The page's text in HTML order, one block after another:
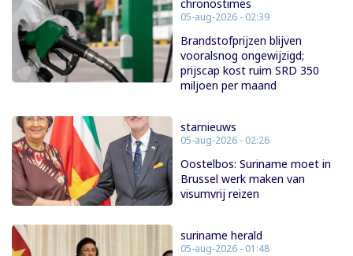
chronostimes
05-aug-2026 - 02:39
Brandstofprijzen blijven
vooralsnog ongewijzigd;
prijscap kost ruim SRD 350
miljoen per maand
starnieuws
05-aug-2026 - 02:26
Oostelbos: Suriname moet in
Brussel werk maken van
visumvrij reizen
suriname herald
05-aug-2026 - 01:48